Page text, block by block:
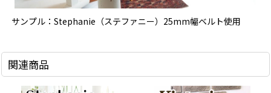
サンプル：Stephanie（ステファニー）25mm幅ベルト使用
関連商品